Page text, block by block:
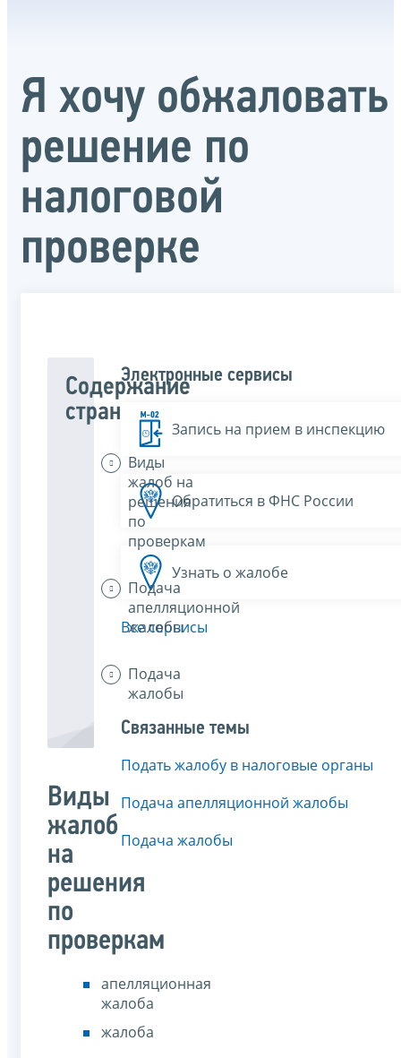
Я хочу обжаловать
решение по
налоговой
проверке
Содержание
страницы
Виды
жалоб на
решения
по
проверкам
Подача
апелляционной
жалобы
Подача
жалобы
Виды
жалоб
на
решения
по
проверкам
апелляционная
жалоба
жалоба
Электронные сервисы
Запись на прием в инспекцию
Обратиться в ФНС России
Узнать о жалобе
Все сервисы
Связанные темы
Подать жалобу в налоговые органы
Подача апелляционной жалобы
Подача жалобы